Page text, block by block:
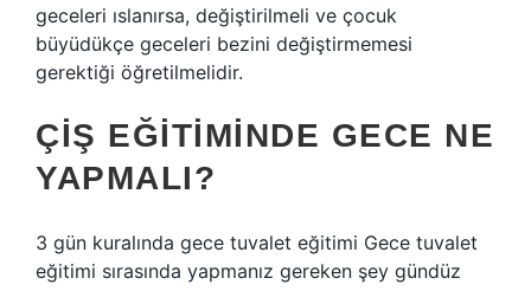
geceleri ıslanırsa, değiştirilmeli ve çocuk
büyüdükçe geceleri bezini değiştirmemesi
gerektiği öğretilmelidir.
ÇIŞ EĞITIMINDE GECE NE
YAPMALI?
3 gün kuralında gece tuvalet eğitimi Gece tuvalet
eğitimi sırasında yapmanız gereken şey gündüz